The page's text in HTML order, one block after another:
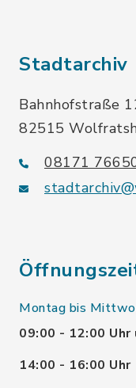
Stadtarchiv
Bahnhofstraße
82515
08171
Montag bis
09:00 - 12:00 Uhr
14:00 - 16:00 Uhr